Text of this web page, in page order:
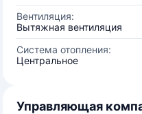
Вентиляция:
Вытяжная вентиляция
Система отопления:
Центральное
Управляющая